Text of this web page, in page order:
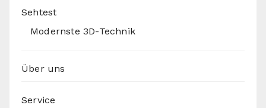
Sehtest
Modernste 3D-Technik
Über uns
Service